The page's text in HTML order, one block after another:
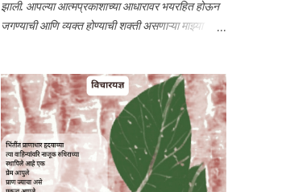
झाली. आपल्या आत्मप्रकाशाच्या आधारावर भयरहित होऊन
जगण्याची आणि व्यक्त होण्याची शक्ती असणाऱ्या माझ्या
लिहिण्याची इच्छा, ऊर्जा आणि प्रोत्साहन आपल्या स्नेहामुळेच
शक्य झाले. आभार मानण्याने औपचारिकता आल्यासारखी
वाटते. तरीही माझ्या छोट्या छोट्या प्रयत्नांवर तुम्ही प्रेम
केले, मला आपलेपणाने मार्गदर्शन केले, प्रोत्साहन दिले
त्याबद्दल मनापासून आभार. विचारयज्ञावर आपले प्रेम सतत
वाढत राहो हीच प्रार्थना. आज दिवाळी आणि विचारयज्ञाचा